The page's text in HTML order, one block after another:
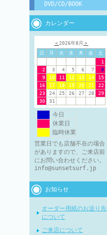
DVD/CD/BOOK
カレンダー
＜2026年8月 ＞
日
月 火 水 木 金
土
1
2
3 4 5 6 7
8
9
10 11 12 13 14
15
16
17 18 19 20 21
22
23
24 25 26 27 28
29
30
31
今日
休業日
臨時休業
営業日でも店舗不在の場合
がありますので、ご来店前
にお問い合わせください。
info@sunsetsurf.jp
お知らせ
オーダー用紙のお送り先
について
ご来店について